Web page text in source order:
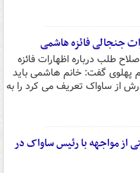
جنجالی فائزه هاشمی
طلب درباره اظهارات فائزه
پهلوی گفت: خانم هاشمی باید
از ساواک تعریف می‌ کرد را به
از مواجهه با رئیس ساواک در